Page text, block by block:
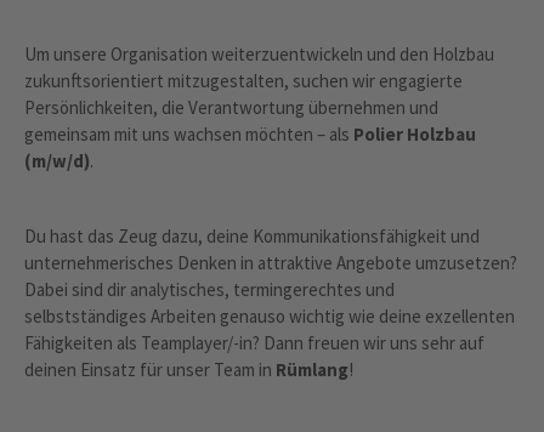
Um unsere Organisation weiterzuentwickeln und den Holzbau
zukunftsorientiert mitzugestalten, suchen wir engagierte
Persönlichkeiten, die Verantwortung übernehmen und
gemeinsam mit uns wachsen möchten – als Polier Holzbau
(m/w/d).
Du hast das Zeug dazu, deine Kommunikationsfähigkeit und
unternehmerisches Denken in attraktive Angebote umzusetzen?
Dabei sind dir analytisches, termingerechtes und
selbstständiges Arbeiten genauso wichtig wie deine exzellenten
Fähigkeiten als Teamplayer/-in? Dann freuen wir uns sehr auf
deinen Einsatz für unser Team in Rümlang!